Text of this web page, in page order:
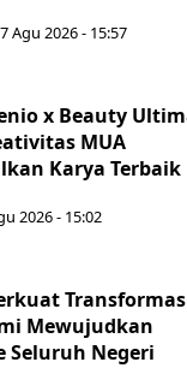
Agu 2026 - 15:57
x Beauty
MUA
Karya Terbaik
2026 - 15:02
Mewujudkan
Seluruh Negeri